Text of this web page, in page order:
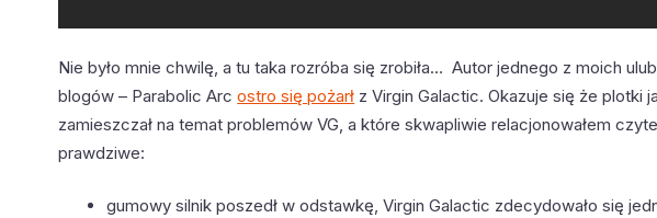
Nie było mnie chwilę, a tu taka rozróba się zrobiła… Autor jednego z moich
blogów – Parabolic Arcostro się pożarł z Virgin Galactic. Okazuje się że plotki
zamieszczał na temat problemów VG, a które skwapliwie relacjonowałem
prawdziwe:
gumowy silnik poszedł w odstawkę, Virgin Galactic zdecydowało się